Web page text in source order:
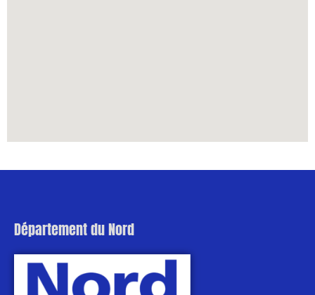
Département du Nord